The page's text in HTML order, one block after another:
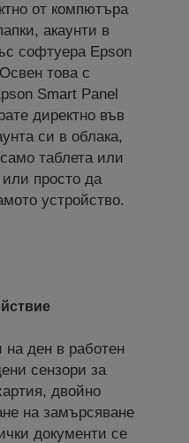
от компютъра
акаунти в
софтуера Epson
това с
Smart Panel
директно във
си в облака,
таблета или
просто да
устройство.
ден в работен
сензори за
двойно
на замърсяване
документи се